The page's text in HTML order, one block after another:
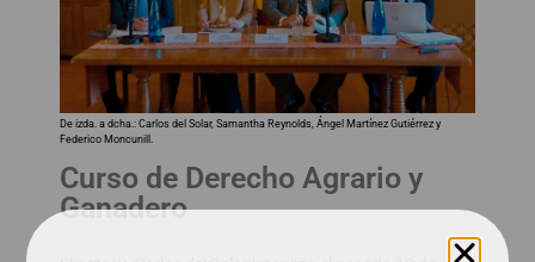
De izda. a dcha.: Carlos del Solar, Samantha Reynolds, Ángel Martínez Gutiérrez y
Federico Moncunill.
Curso de Derecho Agrario y
Ganadero